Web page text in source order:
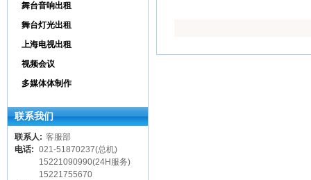
舞台音响出租
舞台灯光出租
上海电视出租
视频会议
多媒体体制作
联系我们
联系人: 客服部
电话: 021-51870237(总机)
15221090990(24H服务)
15221755670